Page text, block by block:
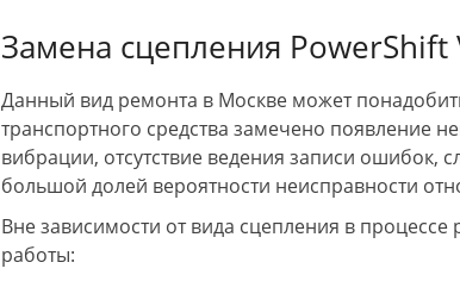
Замена сцепления PowerShift
Данный вид ремонта в Москве может
транспортного средства замечено появление
вибрации, отсутствие ведения записи
большой долей вероятности неисправности
Вне зависимости от вида сцепления в
работы: